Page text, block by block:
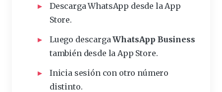
Descarga WhatsApp desde la App
Store.
Luego descarga WhatsApp Business
también desde la App Store.
Inicia sesión con otro número
distinto.